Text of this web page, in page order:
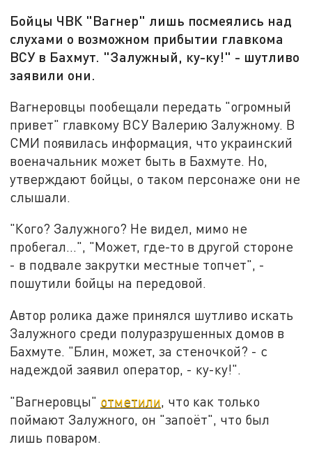
Бойцы ЧВК "Вагнер" лишь посмеялись над
слухами о возможном прибытии главкома
ВСУ в Бахмут. "Залужный, ку-ку!" - шутливо
заявили они.
Вагнеровцы пообещали передать "огромный
привет" главкому ВСУ Валерию Залужному. В
СМИ появилась информация, что украинский
военачальник может быть в Бахмуте. Но,
утверждают бойцы, о таком персонаже они не
слышали.
"Кого? Залужного? Не видел, мимо не
пробегал...", "Может, где-то в другой стороне
- в подвале закрутки местные топчет", -
пошутили бойцы на передовой.
Автор ролика даже принялся шутливо искать
Залужного среди полуразрушенных домов в
Бахмуте. "Блин, может, за стеночкой? - с
надеждой заявил оператор, - ку-ку!".
"Вагнеровцы" отметили, что как только
поймают Залужного, он "запоёт", что был
лишь поваром.